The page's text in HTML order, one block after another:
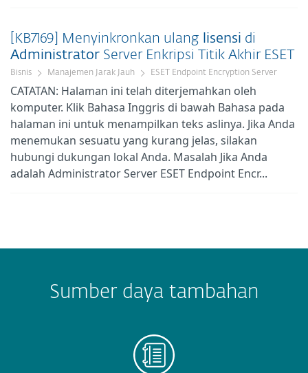
[KB7169] Menyinkronkan ulang lisensi di
Administrator Server Enkripsi Titik Akhir ESET
Bisnis Manajemen Jarak Jauh ESET Endpoint Encryption Server
CATATAN: Halaman ini telah diterjemahkan oleh
komputer. Klik Bahasa Inggris di bawah Bahasa pada
halaman ini untuk menampilkan teks aslinya. Jika Anda
menemukan sesuatu yang kurang jelas, silakan
hubungi dukungan lokal Anda. Masalah Jika Anda
adalah Administrator Server ESET Endpoint Encr...
Sumber daya tambahan